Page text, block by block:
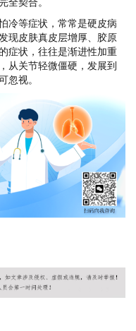
冷等症状，常常是硬皮病
现皮肤真皮层增厚、胶原
症状，往往是渐进性加重
从关节轻微僵硬，发展到
视。